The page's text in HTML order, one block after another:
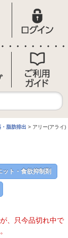
脂肪排出 > アリー(アライ)
ット・食欲抑制剤
、只今品切れ中で